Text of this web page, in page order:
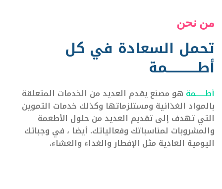
من نحن
تحمل السعادة في كل
أطــــــــــــمة
أطــــــمة هو مصنع يقدم العديد من الخدمات المتعلقة
بالمواد الغذائية ومستلزماتها وكذلك خدمات التموين
التي تهدف إلى تقديم العديد من حلول الأطعمة
والمشروبات لمناسباتك وفعالياتك. أيضا ، في وجباتك
اليومية العادية مثل الإفطار والغداء والعشاء.